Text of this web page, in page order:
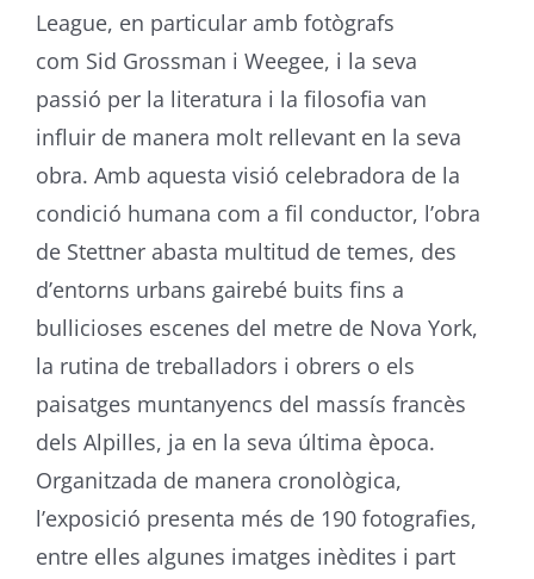
League, en particular amb fotògrafs
com Sid Grossman i Weegee, i la seva
passió per la literatura i la filosofia van
influir de manera molt rellevant en la seva
obra. Amb aquesta visió celebradora de la
condició humana com a fil conductor, l’obra
de Stettnerabasta multitud de temes, des
d’entorns urbans gairebé buits fins a
bullicioses escenes del metre de Nova York,
la rutina de treballadors i obrers o els
paisatges muntanyencs del massís francès
dels Alpilles, ja en la seva última època.
Organitzada de manera cronològica,
l’exposició presenta més de 190 fotografies,
entre elles algunes imatges inèdites i part